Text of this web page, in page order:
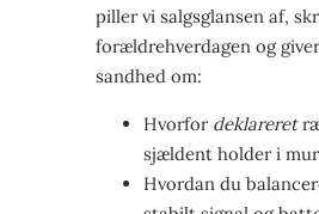
piller vi salgsglansen af,
forældrehverdagen og
sandhed om:
Hvorfor deklareret
sjældent holder i
Hvordan du